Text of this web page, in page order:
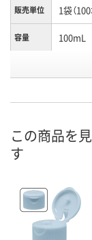
販売単位 1袋（
容量 100mL
2604549
在庫
お届け日
ません
この商品を
す